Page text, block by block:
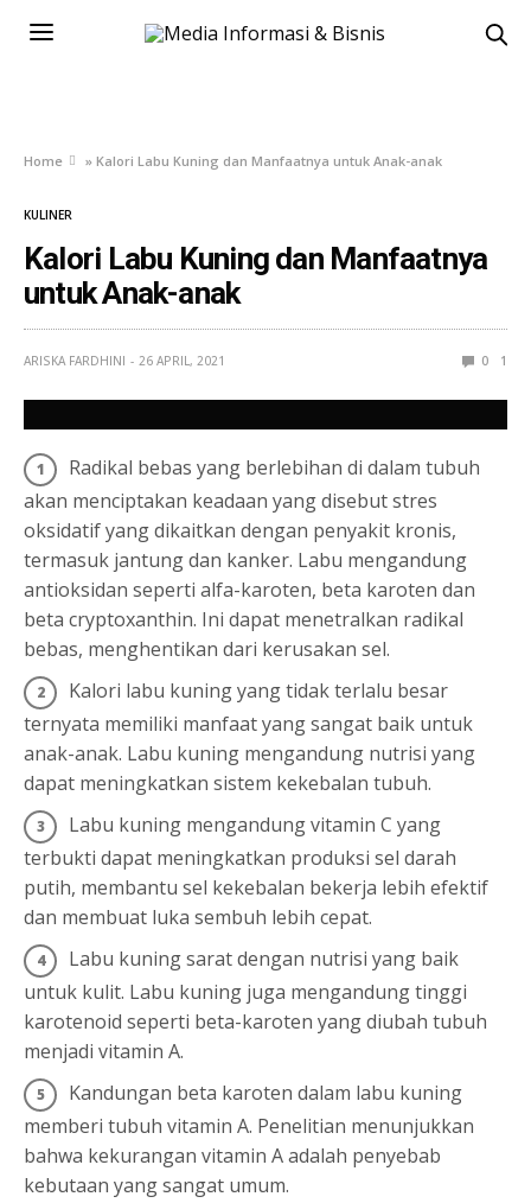
Home »Kalori Labu Kuning dan Manfaatnya untuk Anak-anak
KULINER
Kalori Labu Kuning dan Manfaatnya
untuk Anak-anak
ARISKA FARDHINI 26 APRIL, 2021 0 1
Radikal bebas yang berlebihan di dalam tubuh
akan menciptakan keadaan yang disebut stres
oksidatif yang dikaitkan dengan penyakit kronis,
termasuk jantung dan kanker. Labu mengandung
antioksidan seperti alfa-karoten, beta karoten dan
beta cryptoxanthin. Ini dapat menetralkan radikal
bebas, menghentikan dari kerusakan sel.
Kalori labu kuning yang tidak terlalu besar
ternyata memiliki manfaat yang sangat baik untuk
anak-anak. Labu kuning mengandung nutrisi yang
dapat meningkatkan sistem kekebalan tubuh.
Labu kuning mengandung vitamin C yang
terbukti dapat meningkatkan produksi sel darah
putih, membantu sel kekebalan bekerja lebih efektif
dan membuat luka sembuh lebih cepat.
Labu kuning sarat dengan nutrisi yang baik
untuk kulit. Labu kuning juga mengandung tinggi
karotenoid seperti beta-karoten yang diubah tubuh
menjadi vitamin A.
Kandungan beta karoten dalam labu kuning
memberi tubuh vitamin A. Penelitian menunjukkan
bahwa kekurangan vitamin A adalah penyebab
kebutaan yang sangat umum.